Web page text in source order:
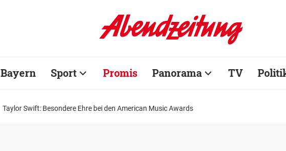
Bayern Sport Promis Panorama TV
Taylor Swift: Besondere Ehre bei den American Music Awards